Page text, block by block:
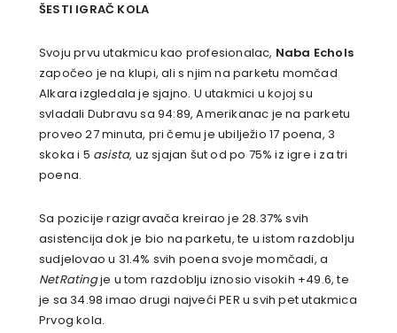
ŠESTI IGRAČ KOLA
Svoju prvu utakmicu kao profesionalac, Naba Echols
započeo je na klupi, ali s njim na parketu momčad
Alkara izgledala je sjajno. U utakmici u kojoj su
svladali Dubravu sa 94:89, Amerikanac je na parketu
proveo 27 minuta, pri čemu je ubilježio 17 poena, 3
skoka i 5 asista, uz sjajan šut od po 75% iz igre i za tri
poena.
Sa pozicije razigravača kreirao je 28.37% svih
asistencija dok je bio na parketu, te u istom razdoblju
sudjelovao u 31.4% svih poena svoje momčadi, a
NetRatingje u tom razdoblju iznosio visokih +49.6, te
je sa 34.98 imao drugi najveći PER u svih pet utakmica
Prvog kola.